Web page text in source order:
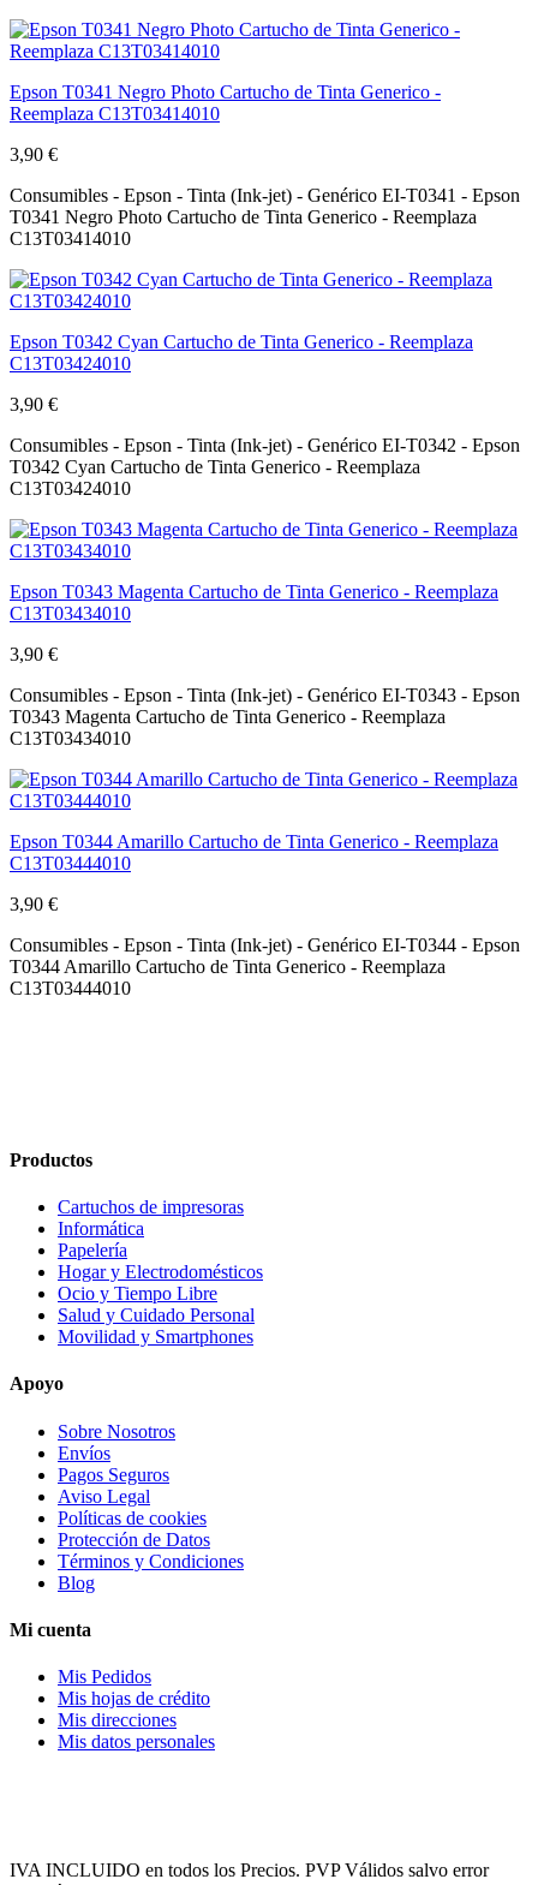
Epson T0341 Negro Photo Cartucho de Tinta Generico -
Reemplaza C13T03414010
3,90 €
Consumibles - Epson - Tinta (Ink-jet) - Genérico EI-T0341 - Epson
T0341 Negro Photo Cartucho de Tinta Generico - Reemplaza
C13T03414010
Epson T0342 Cyan Cartucho de Tinta Generico - Reemplaza
C13T03424010
3,90 €
Consumibles - Epson - Tinta (Ink-jet) - Genérico EI-T0342 - Epson
T0342 Cyan Cartucho de Tinta Generico - Reemplaza
C13T03424010
Epson T0343 Magenta Cartucho de Tinta Generico - Reemplaza
C13T03434010
3,90 €
Consumibles - Epson - Tinta (Ink-jet) - Genérico EI-T0343 - Epson
T0343 Magenta Cartucho de Tinta Generico - Reemplaza
C13T03434010
Epson T0344 Amarillo Cartucho de Tinta Generico - Reemplaza
C13T03444010
3,90 €
Consumibles - Epson - Tinta (Ink-jet) - Genérico EI-T0344 - Epson
T0344 Amarillo Cartucho de Tinta Generico - Reemplaza
C13T03444010
Productos
Cartuchos de impresoras
Informática
Papelería
Hogar y Electrodomésticos
Ocio y Tiempo Libre
Salud y Cuidado Personal
Movilidad y Smartphones
Apoyo
Sobre Nosotros
Envíos
Pagos Seguros
Aviso Legal
Políticas de cookies
Protección de Datos
Términos y Condiciones
Blog
Mi cuenta
Mis Pedidos
Mis hojas de crédito
Mis direcciones
Mis datos personales
IVA INCLUIDO en todos los Precios. PVP Válidos salvo error